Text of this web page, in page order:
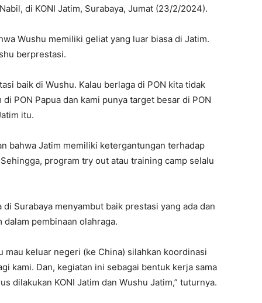
di KONI Jatim, Surabaya, Jumat (23/2/2024).
Wushu memiliki geliat yang luar biasa di Jatim.
berprestasi.
baik di Wushu. Kalau berlaga di PON kita tidak
PON Papua dan kami punya target besar di PON
itu.
bahwa Jatim memiliki ketergantungan terhadap
program try out atau training camp selalu
Surabaya menyambut baik prestasi yang ada dan
pembinaan olahraga.
mau keluar negeri (ke China) silahkan koordinasi
kami. Dan, kegiatan ini sebagai bentuk kerja sama
dilakukan KONI Jatim dan Wushu Jatim,” tuturnya.